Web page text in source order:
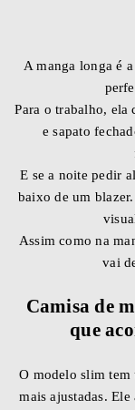
A manga longa é
Para o trabalho, ela
e sapato
E se a noite pedir
baixo de um
Assim como na
vai
Camisa de
que
O modelo slim tem
mais ajustadas.